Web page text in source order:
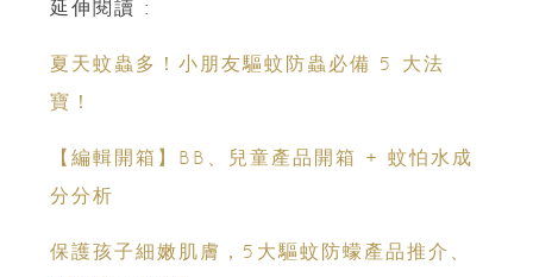
延伸閱讀 :
夏天蚊蟲多！小朋友驅蚊防蟲必備 5 大法
寶！
【編輯開箱】BB、兒童產品開箱 + 蚊怕水成
分分析
保護孩子細嫩肌膚，5大驅蚊防蠓產品推介、